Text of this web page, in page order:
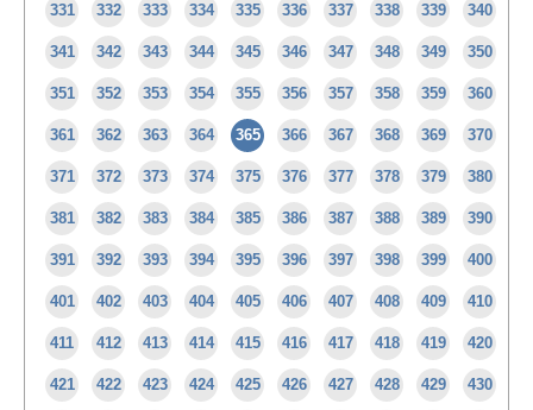
331 332 333 334 335 336 337 338 339 340
341 342 343 344 345 346 347 348 349 350
351 352 353 354 355 356 357 358 359 360
361 362 363 364 365 366 367 368 369 370
371 372 373 374 375 376 377 378 379 380
381 382 383 384 385 386 387 388 389 390
391 392 393 394 395 396 397 398 399 400
401 402 403 404 405 406 407 408 409 410
411 412 413 414 415 416 417 418 419 420
421 422 423 424 425 426 427 428 429 430